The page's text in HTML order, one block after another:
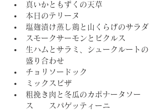
真いかともずくの天草
本日のテリーヌ
塩麹漬け蒸し鶏と山くらげのサラダ
スモークサーモンとピクルス
生ハムとサラミ、シュークルートの
盛り合わせ
チョリソードック
ミックスピザ
粗挽き肉と冬瓜のカポナータソー
ス　　スパゲッティーニ